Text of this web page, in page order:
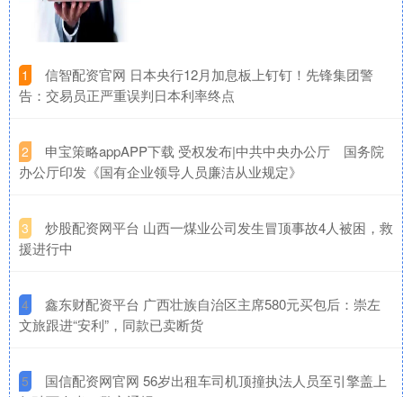
1
​信智配资官网 日本央行12月加息板上钉钉！先锋集团警
告：交易员正严重误判日本利率终点
2
​申宝策略appAPP下载 受权发布|中共中央办公厅 国务院
办公厅印发《国有企业领导人员廉洁从业规定》
3
​炒股配资网平台 山西一煤业公司发生冒顶事故4人被困，救
援进行中
4
​鑫东财配资平台 广西壮族自治区主席580元买包后：崇左
文旅跟进“安利”，同款已卖断货
5
​国信配资网官网 56岁出租车司机顶撞执法人员至引擎盖上